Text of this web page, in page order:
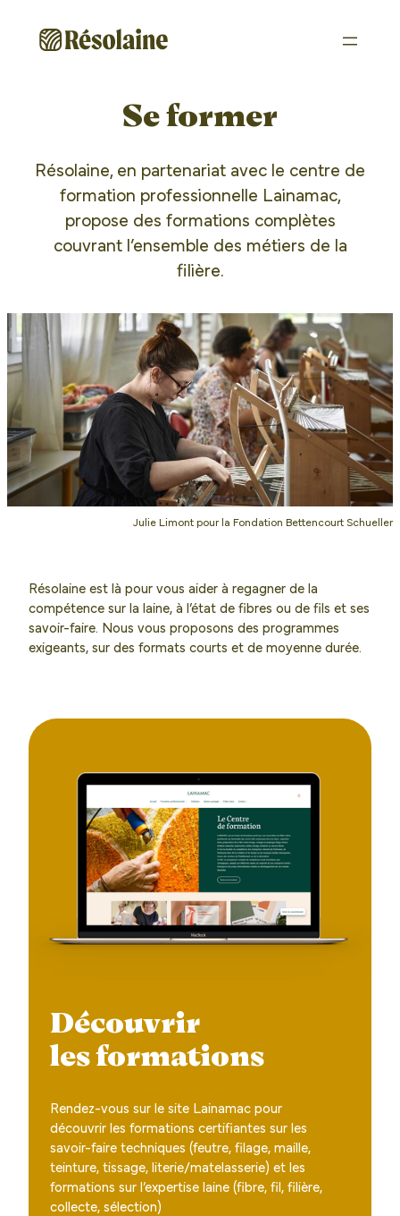
contenu
Se former
Résolaine, en partenariat avec le centre de
formation professionnelle Lainamac,
propose des formations complètes
couvrant l’ensemble des métiers de la
filière.
Julie Limont pour la Fondation Bettencourt Schueller
Résolaine est là pour vous aider à regagner de la
compétence sur la laine, à l’état de fibres ou de fils et ses
savoir-faire. Nous vous proposons des programmes
exigeants, sur des formats courts et de moyenne durée.
Découvrir
les formations
Rendez-vous sur le site Lainamac pour
découvrir les formations certifiantes sur les
savoir-faire techniques (feutre, filage, maille,
teinture, tissage, literie/matelasserie) et les
formations sur l’expertise laine (fibre, fil, filière,
collecte, sélection)